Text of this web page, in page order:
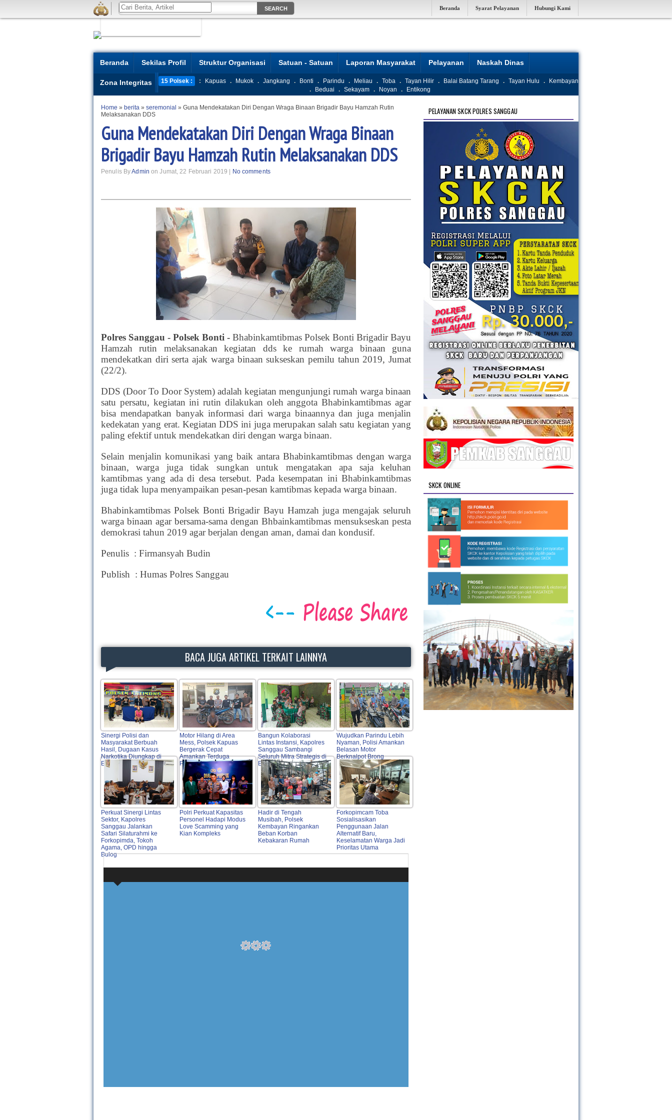
Beranda Syarat Pelayanan Hubungi Kami
Beranda Sekilas Profil Struktur Organisasi Satuan - Satuan Laporan Masyarakat Pelayanan Naskah Dinas
Zona Integritas 15 Polsek : : Kapuas . Mukok . Jangkang . Bonti . Parindu . Meliau . Toba . Tayan Hilir . Balai Batang Tarang . Tayan Hulu .
Kembayan
.
Beduai . Sekayam . Noyan . Entikong
Home » berita » seremonial » Guna Mendekatakan Diri Dengan Wraga Binaan Brigadir Bayu Hamzah Rutin
Melaksanakan DDS
Guna Mendekatakan Diri Dengan Wraga Binaan
Brigadir Bayu Hamzah Rutin Melaksanakan DDS
Penulis ByAdmin on Jumat, 22 Februari 2019 | No comments
Polres Sanggau - Polsek Bonti - Bhabinkamtibmas Polsek Bonti Brigadir Bayu
Hamzah rutin melaksanakan kegiatan dds ke rumah warga binaan guna
mendekatkan diri serta ajak warga binaan sukseskan pemilu tahun 2019, Jumat
(22/2).
DDS (Door To Door System) adalah kegiatan mengunjungi rumah warga binaan
satu persatu, kegiatan ini rutin dilakukan oleh anggota Bhabinkamtibmas agar
bisa mendapatkan banyak informasi dari warga binaannya dan juga menjalin
kedekatan yang erat. Kegiatan DDS ini juga merupakan salah satu kegiatan yang
paling efektif untuk mendekatkan diri dengan warga binaan.
Selain menjalin komunikasi yang baik antara Bhabinkamtibmas dengan warga
binaan, warga juga tidak sungkan untuk mengatakan apa saja keluhan
kamtibmas yang ada di desa tersebut. Pada kesempatan ini Bhabinkamtibmas
juga tidak lupa menyampaikan pesan-pesan kamtibmas kepada warga binaan.
Bhabinkamtibmas Polsek Bonti Brigadir Bayu Hamzah juga mengajak seluruh
warga binaan agar bersama-sama dengan Bhbainkamtibmas mensukseskan pesta
demokrasi tahun 2019 agar berjalan dengan aman, damai dan kondusif.
Penulis : Firmansyah Budin
Publish : Humas Polres Sanggau
BACA JUGA ARTIKEL TERKAIT LAINNYA
Sinergi Polisi dan
Masyarakat Berbuah
Hasil, Dugaan Kasus
Narkotika Diungkap di
Entikong
Motor Hilang di Area
Mess, Polsek Kapuas
Bergerak Cepat
Amankan Terduga
Pelaku
Bangun Kolaborasi
Lintas Instansi, Kapolres
Sanggau Sambangi
Seluruh Mitra Strategis di
Entikong
Wujudkan Parindu Lebih
Nyaman, Polisi Amankan
Belasan Motor
Berknalpot Brong
Perkuat Sinergi Lintas
Sektor, Kapolres
Sanggau Jalankan
Safari Silaturahmi ke
Forkopimda, Tokoh
Agama, OPD hingga
Bulog
Polri Perkuat Kapasitas
Personel Hadapi Modus
Love Scamming yang
Kian Kompleks
Hadir di Tengah
Musibah, Polsek
Kembayan Ringankan
Beban Korban
Kebakaran Rumah
Forkopimcam Toba
Sosialisasikan
Penggunaan Jalan
Alternatif Baru,
Keselamatan Warga Jadi
Prioritas Utama
PELAYANAN SKCK POLRES SANGGAU
SKCK ONLINE